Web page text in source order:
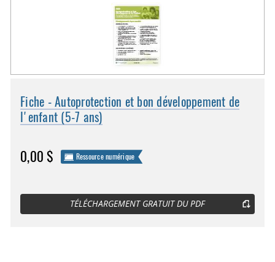
Fiche - Autoprotection et bon développement de
l'enfant (5-7 ans)
0,00 $ Ressource numérique
TÉLÉCHARGEMENT GRATUIT DU PDF